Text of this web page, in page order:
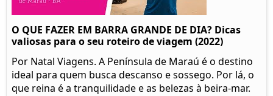
O QUE FAZER EM BARRA GRANDE DE DIA? Dicas
valiosas para o seu roteiro de viagem (2022)
Por Natal Viagens. A Península de Maraú é o destino
ideal para quem busca descanso e sossego. Por lá, o
que reina é a tranquilidade e as belezas à beira-mar.